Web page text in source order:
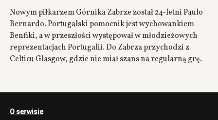
Nowym piłkarzem Górnika Zabrze został 24-letni Paulo
Bernardo. Portugalski pomocnik jest wychowankiem
Benfiki, a w przeszłości występował w młodzieżowych
reprezentacjach Portugalii. Do Zabrza przychodzi z
Celticu Glasgow, gdzie nie miał szans na regularną grę.
O serwisie